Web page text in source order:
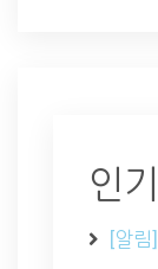
인
[알